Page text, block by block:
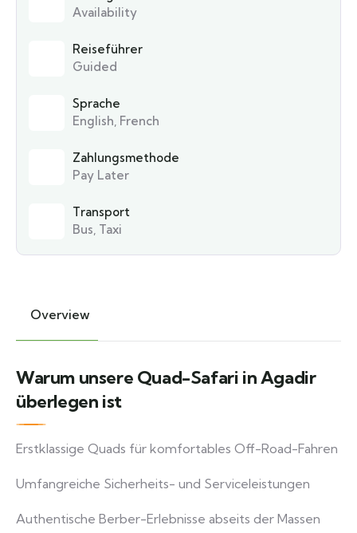
Availability
Reiseführer
Guided
Sprache
English, French
Zahlungsmethode
Pay Later
Transport
Bus, Taxi
Overview
Warum unsere Quad-Safari in Agadir
überlegen ist
Erstklassige Quads für komfortables Off-Road-Fahren
Umfangreiche Sicherheits- und Serviceleistungen
Authentische Berber-Erlebnisse abseits der Massen